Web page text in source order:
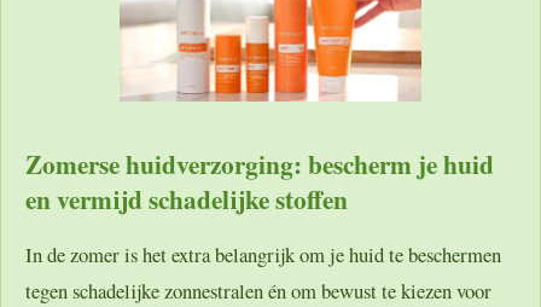
Zomerse huidverzorging: bescherm je huid
en vermijd schadelijke stoffen
In de zomer is het extra belangrijk om je huid te beschermen
tegen schadelijke zonnestralen én om bewust te kiezen voor